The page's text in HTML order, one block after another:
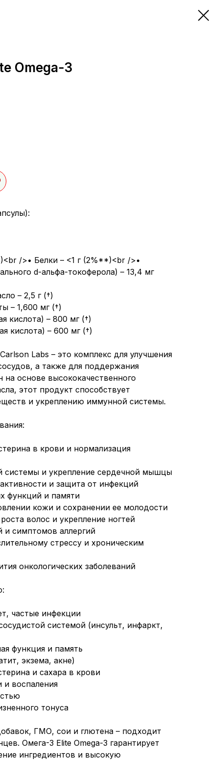
Omega-3
/>• Белки – <1 г (2%**)<br />•
d-альфа-токоферола) – 13,4 мг
– 2,5 г (†)
– 1,600 мг (†)
кислота) – 800 мг (†)
кислота) – 600 мг (†)
Labs – это комплекс для улучшения
а также для поддержания
основе высококачественного
этот продукт способствует
и укреплению иммунной системы.
в крови и нормализация
системы и укрепление сердечной мышцы
и защита от инфекций
функций и памяти
кожи и сохранении ее молодости
волос и укрепление ногтей
и симптомов аллергий
стрессу и хроническим
онкологических заболеваний
частые инфекции
системой (инсульт, инфаркт,
функция и память
экзема, акне)
и сахара в крови
и воспаления
тонуса
ГМО, сои и глютена – подходит
Омега-3 Elite Omega-3 гарантирует
ингредиентов и высокую